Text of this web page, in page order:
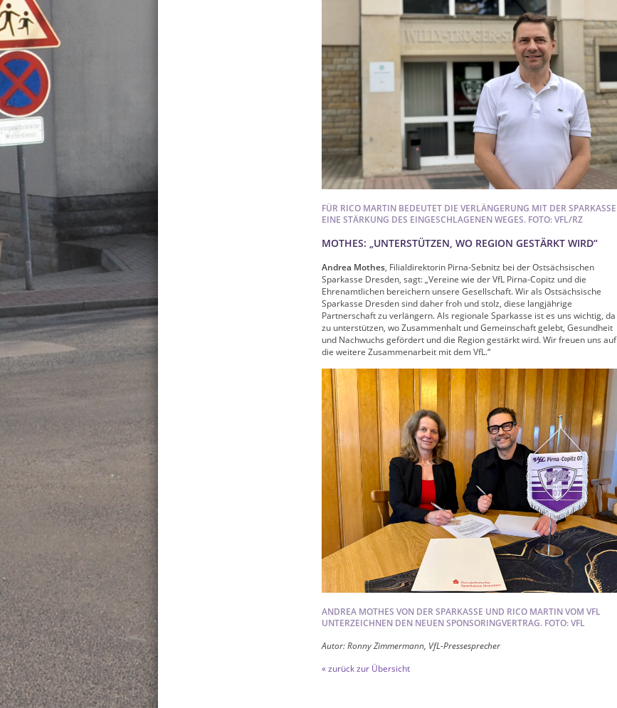
FÜR RICO MARTIN BEDEUTET DIE VERLÄNGERUNG MIT DER SPARKASSE
EINE STÄRKUNG DES EINGESCHLAGENEN WEGES. FOTO: VFL/RZ
MOTHES: „UNTERSTÜTZEN, WO REGION GESTÄRKT WIRD“
Andrea Mothes, Filialdirektorin Pirna-Sebnitz bei der Ostsächsischen
Sparkasse Dresden, sagt: „Vereine wie der VfL Pirna-Copitz und die
Ehrenamtlichen bereichern unsere Gesellschaft. Wir als Ostsächsische
Sparkasse Dresden sind daher froh und stolz, diese langjährige
Partnerschaft zu verlängern. Als regionale Sparkasse ist es uns wichtig, da
zu unterstützen, wo Zusammenhalt und Gemeinschaft gelebt, Gesundheit
und Nachwuchs gefördert und die Region gestärkt wird. Wir freuen uns auf
die weitere Zusammenarbeit mit dem VfL.“
ANDREA MOTHES VON DER SPARKASSE UND RICO MARTIN VOM VFL
UNTERZEICHNEN DEN NEUEN SPONSORINGVERTRAG. FOTO: VFL
Autor: Ronny Zimmermann, VfL-Pressesprecher
« zurück zur Übersicht